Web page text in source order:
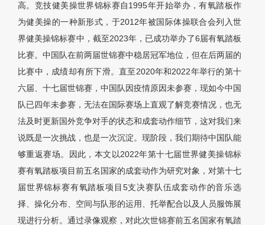
高。竞技健美操世界锦标赛自1995年开始举办，有氧踏板作
为健美操的一种新形式，于2012年被国际体操联合会列入世
界健美操锦标赛中，截至2023年，已成功举办了6届有氧踏板
比赛。中国队在前两届世锦赛中稳居冠军地位，但在后两届的
比赛中，成绩却有所下滑。直至2020年和2022年举行的第十
六届、十七届世锦赛，中国队因疫情原因未参赛，现如今中国
队已四年未参赛，无法在国际赛场上直观了解竞赛情况，也无
法及时更新国外竞争对手的状态和成套动作细节，这对我们来
说既是一次挑战，也是一次沉淀。现阶段，我们期待中国队能
够重返赛场。因此，本文以2022年第十七届世界健美操锦标
赛有氧踏板项目前五名国家的成套动作为研究对象，对第十七
届世界锦标赛有氧踏板项目5支决赛队伍成套动作的音乐选
择、操化分布、空间与队形的运用、托举配合以及人员服饰展
现进行分析。通过录像观察，对此次世锦赛前五名国家有氧踏